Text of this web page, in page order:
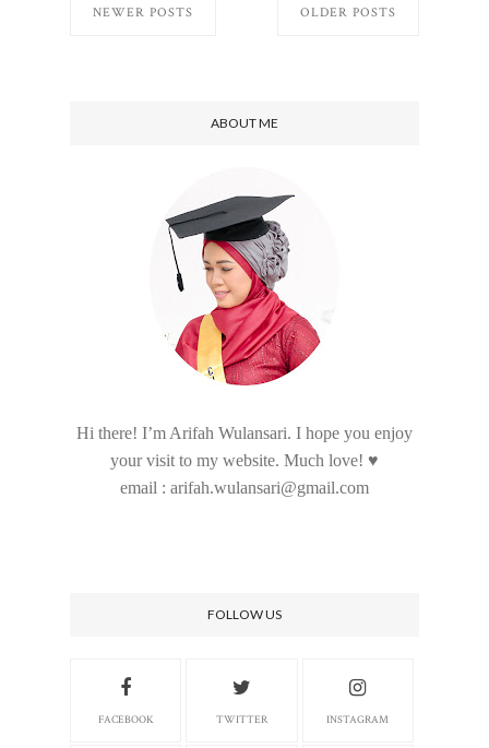
NEWER POSTS OLDER POSTS
ABOUT ME
Hi there! I’m Arifah Wulansari. I hope you enjoy
your visit to my website. Much love! ♥
email : arifah.wulansari@gmail.com
FOLLOW US
FACEBOOK TWITTER INSTAGRAM